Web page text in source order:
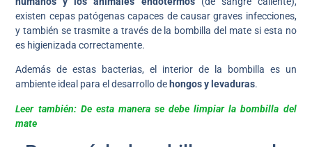
existen cepas patógenas capaces de causar graves infecciones,
y también se trasmite a través de la bombilla del mate si esta no
es higienizada correctamente.
Además de estas bacterias, el interior de la bombilla es un
ambiente ideal para el desarrollo de hongos y levaduras.
Leer también: De esta manera se debe limpiar la bombilla del
mate